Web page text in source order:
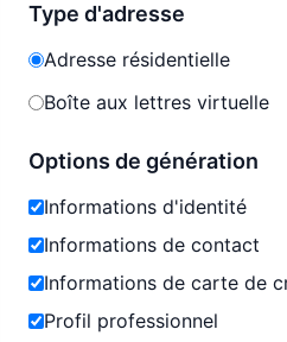
Type d'adresse
Adresse résidentielle
Boîte aux lettres virtuelle
Options de génération
Informations d'identité
Informations de contact
Informations de carte de
Profil professionnel